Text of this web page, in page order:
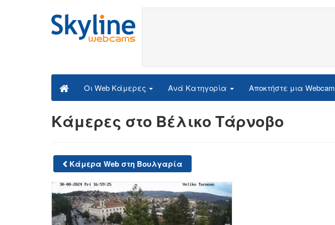
Οι Web Κάμερες Ανά Κατηγορία Αποκτήστε μια Webcam
Κάμερες στο Βέλικο Τάρνοβο
Κάμερα Web στη Βουλγαρία